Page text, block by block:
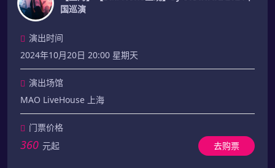
国巡演
演出时间
2024年10月20日 20:00 星期天
演出场馆
MAO LiveHouse 上海
门票价格
360 元起 去购票